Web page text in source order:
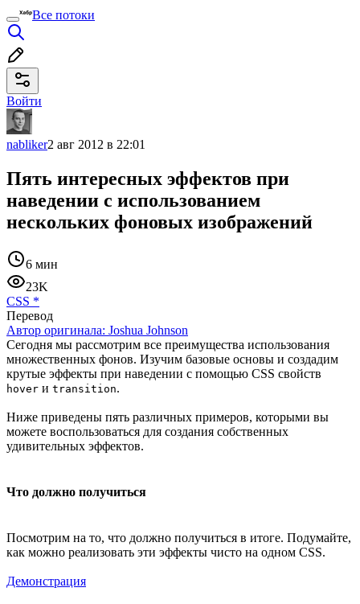
Все потоки
Войти
nabliker2 авг 2012 в 22:01
Пять интересных эффектов при
наведении с использованием
нескольких фоновых изображений
6 мин
23K
CSS *
Перевод
Автор оригинала: Joshua Johnson
Сегодня мы рассмотрим все преимущества использования
множественных фонов. Изучим базовые основы и создадим
крутые эффекты при наведении с помощью CSS свойств
hover и transition.
Ниже приведены пять различных примеров, которыми вы
можете воспользоваться для создания собственных
удивительных эффектов.
Что должно получиться
Посмотрим на то, что должно получиться в итоге. Подумайте,
как можно реализовать эти эффекты чисто на одном CSS.
Демонстрация